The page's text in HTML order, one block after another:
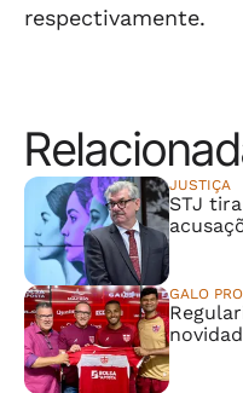
respectivamente.
JUSTIÇA
STJ
GALO